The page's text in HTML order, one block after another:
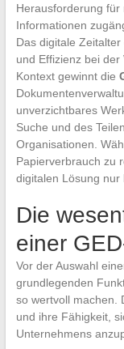
Herausforderung
Informationen
Das digitale
und Effizienz bei
Kontext gewinnt die
unverzichtbares
Suche und des
Organisationen.
Papierverbrauch zu
digitalen Lösung nur
Die
einer
Vor der Auswahl
grundlegenden
so wertvoll machen.
und ihre Fähigkeit,
Unternehmens